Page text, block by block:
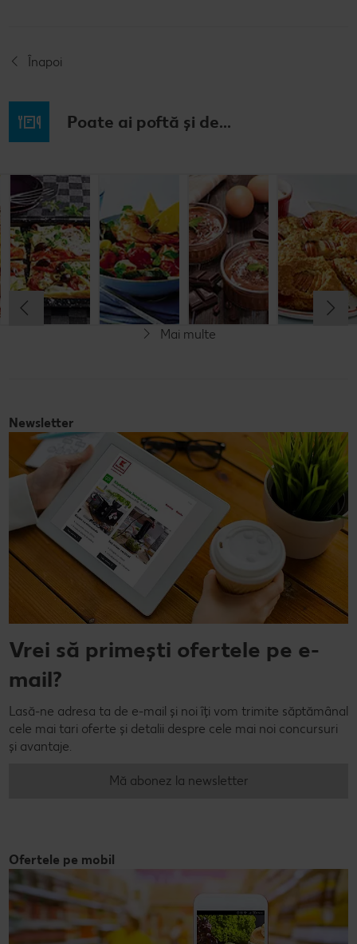
Înapoi
Poate ai poftă și de...
Budincă
italiană de
orez cu salată
de fructe
Cel mult 60 minute
Simplu
Clătite cu
legume și
mozzarella
Cel mult 30 minute
Simplu
Tocană
italienească
de pește
Cel mult 60 minute
Simplu
Cremă la
Cel mult 60 minute
Simplu
Mai multe
Newsletter
Vrei să primești ofertele pe e-
mail?
Lasă-ne adresa ta de e-mail și noi îți vom trimite săptămânal
cele mai tari oferte și detalii despre cele mai noi concursuri
și avantaje.
Mă abonez la newsletter
Ofertele pe mobil